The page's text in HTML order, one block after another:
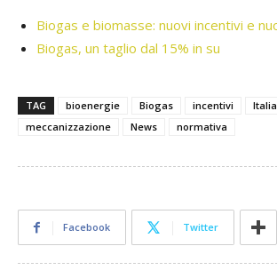
Biogas e biomasse: nuovi incentivi e
Biogas, un taglio dal 15% in su
TAG bioenergie Biogas incentivi
Italia
meccanizzazione
News normativa
Facebook Twitter